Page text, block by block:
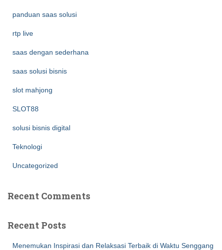
panduan saas solusi
rtp live
saas dengan sederhana
saas solusi bisnis
slot mahjong
SLOT88
solusi bisnis digital
Teknologi
Uncategorized
Recent Comments
Recent Posts
Menemukan Inspirasi dan Relaksasi Terbaik di Waktu Senggang